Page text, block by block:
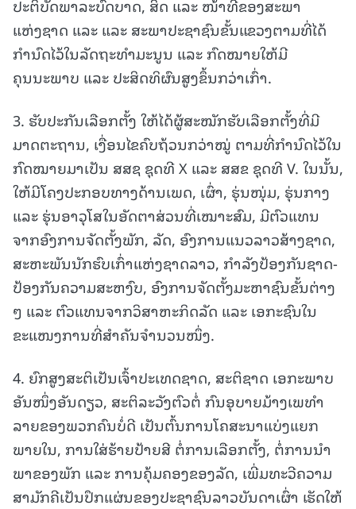
ປະຕິບັດພາລະບົດບາດ, ສິດ ແລະ ໜ້າທີ່ຂອງສະພາ
ແຫ່ງຊາດ ແລະ ແລະ ສະພາປະຊາຊົນຂັ້ນແຂວງຕາມທີ່ໄດ້
ກຳນົດໄວ້ໃນລັດຖະທຳມະນູນ ແລະ ກົດໝາຍໃຫ້ມີ
ຄຸນນະພາບ ແລະ ປະສິດທິຜົນສູງຂຶ້ນກວ່າເກົ່າ.
3. ຮັບປະກັນເລືອກຕັ້ງ ໃຫ້ໄດ້ຜູ້ສະໝັກຮັບເລືອກຕັ້ງທີ່ມີ
ມາດຕະຖານ, ເງື່ອນໄຂຄົບຖ້ວນກວ່າໝູ່ ຕາມທີ່ກຳນົດໄວ້ໃນ
ກົດໝາຍມາເປັນ ສສຊ ຊຸດທີ X ແລະ ສສຂ ຊຸດທີ V. ໃນນັ້ນ,
ໃຫ້ມີໂຄງປະກອບທາງດ້ານເພດ, ເຜົ່າ, ຮຸ່ນໜຸ່ມ, ຮຸ່ນກາງ
ແລະ ຮຸ່ນອາວຸໂສໃນອັດຕາສ່ວນທີ່ເໝາະສົມ, ມີຕົວແທນ
ຈາກອົງການຈັດຕັ້ງພັກ, ລັດ, ອົງການແນວລາວສ້າງຊາດ,
ສະຫະພັນນັກຮົບເກົ່າແຫ່ງຊາດລາວ, ກຳລັງປ້ອງກັນຊາດ-
ປ້ອງກັນຄວາມສະຫງົບ, ອົງການຈັດຕັ້ງມະຫາຊົນຂັ້ນຕ່າງ
ໆ ແລະ ຕົວແທນຈາກວິສາຫະກິດລັດ ແລະ ເອກະຊົນໃນ
ຂະແໜງການທີ່ສໍາຄັນຈຳນວນໜຶ່ງ.
4. ຍົກສູງສະຕິເປັນເຈົ້າປະເທດຊາດ, ສະຕິຊາດ ເອກະພາບ
ອັນໜຶ່ງອັນດຽວ, ສະຕິລະວັງຕົວຕໍ່ ກົນອຸບາຍມ້າງເພທໍາ
ລາຍຂອງພວກຄົນບໍ່ດີ ເປັນຕົ້ນການໂຄສະນາແບ່ງແຍກ
ພາຍໃນ, ການໃສ່ຮ້າຍປ້າຍສີ ຕໍ່ການເລືອກຕັ້ງ, ຕໍ່ການນໍາ
ພາຂອງພັກ ແລະ ການຄຸ້ມຄອງຂອງລັດ, ເພີ່ມທະວີຄວາມ
ສາມັກຄີເປັນປຶກແຜ່ນຂອງປະຊາຊົນລາວບັນດາເຜົ່າ ເຮັດໃຫ້